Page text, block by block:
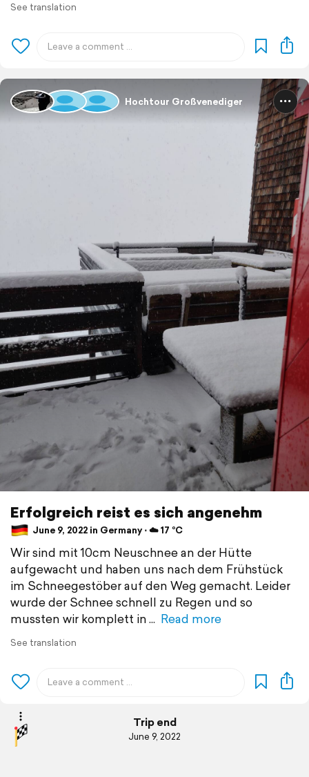
See translation
Hochtour Großvenediger
Erfolgreich reist es sich angenehm
June 9, 2022 in Germany ⋅ ☁️ 17 °C
Wir sind mit 10cm Neuschnee an der Hütte
aufgewacht und haben uns nach dem Frühstück
im Schneegestöber auf den Weg gemacht. Leider
wurde der Schnee schnell zu Regen und so
mussten wir komplett in
Read more
See translation
Trip end
June 9, 2022